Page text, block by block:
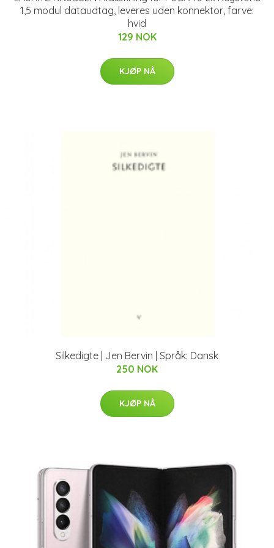
1,5 modul dataudtag, leveres uden konnektor, farve:
hvid
129 NOK
KJØP NÅ
Silkedigte | Jen Bervin | Språk: Dansk
250 NOK
KJØP NÅ